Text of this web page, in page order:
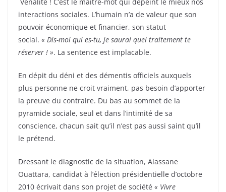
interactions sociales. L’humain n’a de valeur que son
pouvoir économique et financier, son statut
social. « Dis-moi qui es-tu, je saurai quel traitement te
réserver ! ». La sentence est implacable.
En dépit du déni et des démentis officiels auxquels
plus personne ne croit vraiment, pas besoin d’apporter
la preuve du contraire. Du bas au sommet de la
pyramide sociale, seul et dans l’intimité de sa
conscience, chacun sait qu’il n’est pas aussi saint qu’il
le prétend.
Dressant le diagnostic de la situation, Alassane
Ouattara, candidat à l’élection présidentielle d’octobre
2010 écrivait dans son projet de société « Vivre